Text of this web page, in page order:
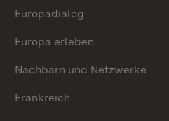
Europadialog
Europa erleben
Nachbarn und Netzwerke
Frankreich